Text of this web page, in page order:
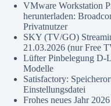
VMware Workstation
herunterladen:
Privatnutzer
SKY (TV/GO)
21.03.2026 (nur Free
Lüfter Pinbelegung D-
Modelle
Satisfactory:
Einstellungsdatei
Frohes neues Jahr 2026